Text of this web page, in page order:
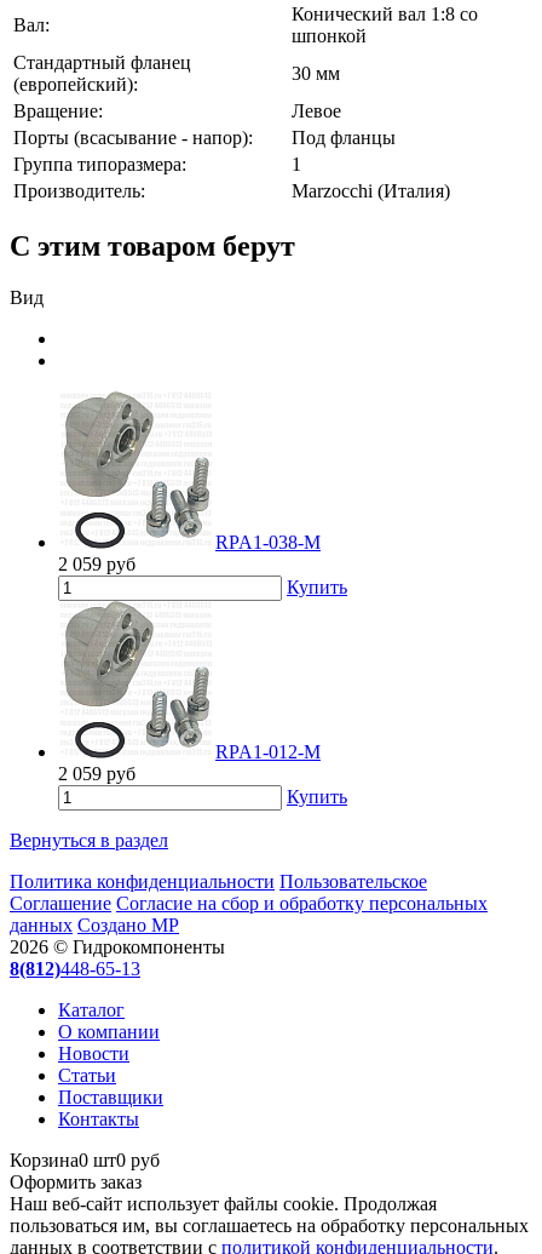
Вал:
Конический вал 1:8 со
шпонкой
Стандартный фланец
(европейский):
30 мм
Вращение:
Левое
Порты (всасывание - напор):
Под фланцы
Группа типоразмера:
1
Производитель:
Marzocchi (Италия)
С этим товаром берут
Вид
RPA1-038-M
2 059 руб
Купить
RPA1-012-M
2 059 руб
Купить
Вернуться в раздел
Политика конфиденциальности Пользовательское
Соглашение Согласие на сбор и обработку персональных
данных Создано МР
2026 © Гидрокомпоненты
8(812)448-65-13
Каталог
О компании
Новости
Статьи
Поставщики
Контакты
Корзина0 шт0 руб
Оформить заказ
Наш веб-сайт использует файлы cookie. Продолжая
пользоваться им, вы соглашаетесь на обработку персональных
данных в соответствии с политикой конфиденциальности.